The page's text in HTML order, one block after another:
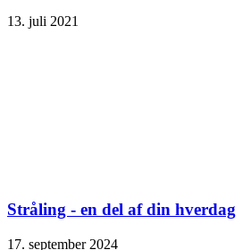
13. juli 2021
Stråling - en del af din hverdag
17. september 2024